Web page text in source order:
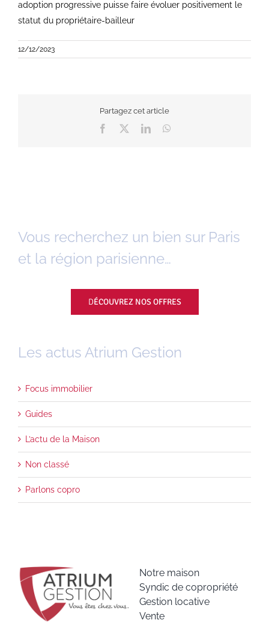
adoption progressive puisse faire évoluer positivement le
statut du propriétaire-bailleur
12/12/2023
Partagez cet article
Facebook LinkedIn
Vous recherchez un bien sur Paris
et la région parisienne…
DÉCOUVREZ NOS OFFRES
Les actus Atrium Gestion
Focus immobilier
Guides
L’actu de la Maison
Non classé
Parlons copro
Notre maison
Syndic de copropriété
Gestion locative
Vente